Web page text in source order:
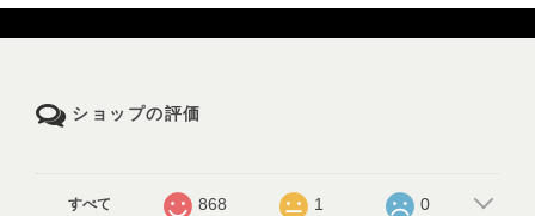
ショップの評価
すべて 868 1 0